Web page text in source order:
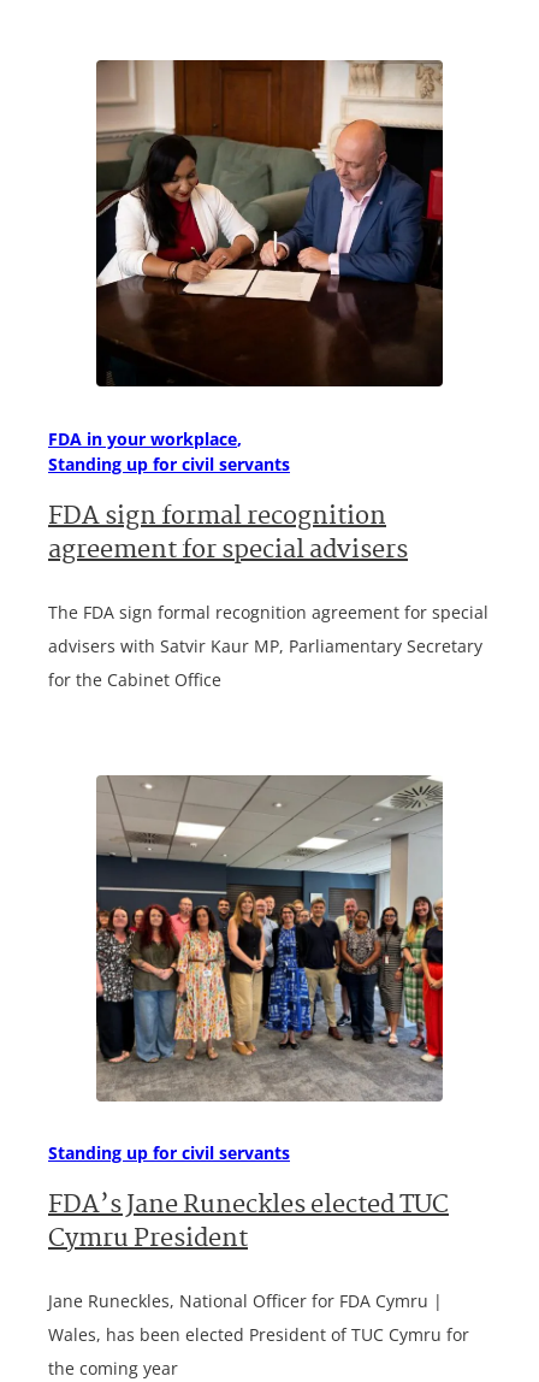
FDA in your workplace
Standing up for civil servants
FDA sign formal recognition
agreement for special advisers
The FDA sign formal recognition agreement for special
advisers with Satvir Kaur MP, Parliamentary Secretary
for the Cabinet Office
Standing up for civil servants
FDA’s Jane Runeckles elected TUC
Cymru President
Jane Runeckles, National Officer for FDA Cymru |
Wales, has been elected President of TUC Cymru for
the coming year